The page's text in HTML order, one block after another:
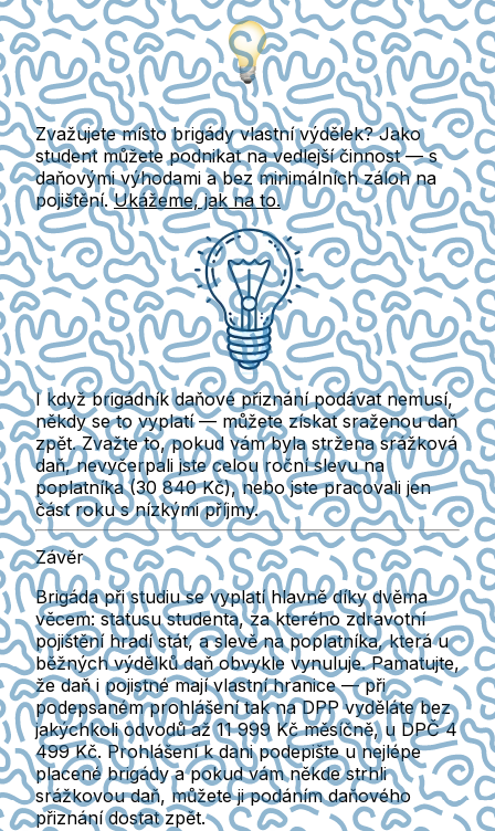
Zvažujete místo brigády vlastní výdělek? Jako
student můžete podnikat na vedlejší činnost — s
daňovými výhodami a bez minimálních záloh na
pojištění.Ukážeme, jak na to.
I když brigádník daňové přiznání podávat nemusí,
někdy se to vyplatí — můžete získat sraženou daň
zpět. Zvažte to, pokud vám byla stržena srážková
daň, nevyčerpali jste celou roční slevu na
poplatníka (30 840 Kč), nebo jste pracovali jen
část roku s nízkými příjmy.
Závěr
Brigáda při studiu se vyplatí hlavně díky dvěma
věcem: statusu studenta, za kterého zdravotní
pojištění hradí stát, a slevě na poplatníka, která u
běžných výdělků daň obvykle vynuluje. Pamatujte,
že daň i pojistné mají vlastní hranice — při
podepsaném prohlášení tak na DPP vyděláte bez
jakýchkoli odvodů až11 999 Kčměsíčně, u DPČ4
499 Kč. Prohlášení k dani podepište u nejlépe
placené brigády a pokud vám někde strhli
srážkovou daň, můžete ji podáním daňového
přiznání dostat zpět.